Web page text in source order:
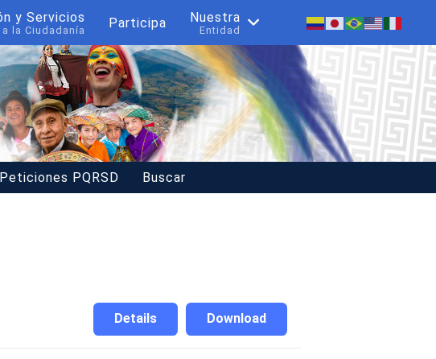
y Servicios
a la Ciudadanía Participa Nuestra
Entidad
Peticiones PQRSD Buscar
Download
Details